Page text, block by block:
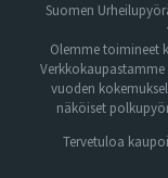
Suomen
Olemme toimineet
vuoden
näköiset
Tervetuloa